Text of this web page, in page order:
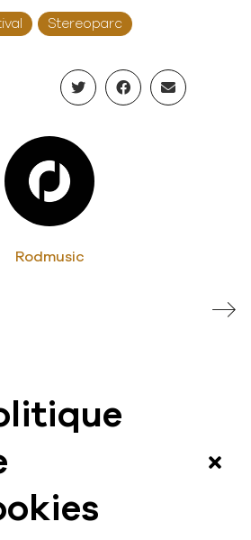
Stereoparc
Rodmusic
Interview